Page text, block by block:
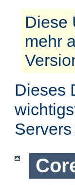
Diese
mehr
Dieses